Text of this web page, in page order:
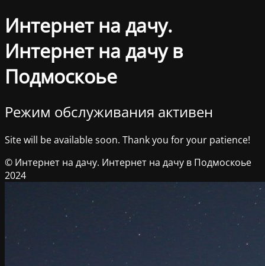
Интернет на дачу.
Интернет на дачу в
Подмоскоье
Режим обслуживания активен
Site will be available soon. Thank you for your patience!
© Интернет на дачу. Интернет на дачу в Подмоскоье
2024